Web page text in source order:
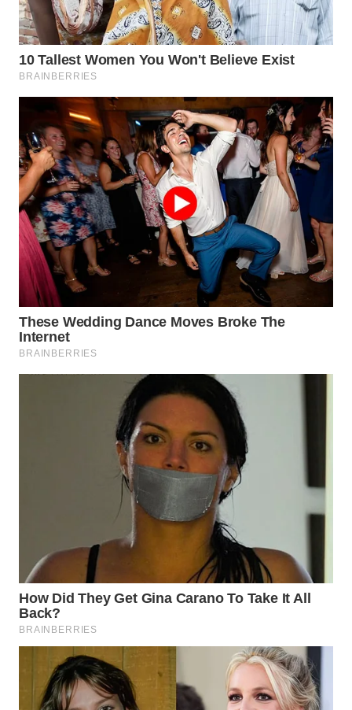
WN
INDRAMAYU
WN
WN
MAJALENGKA
WN
SUBANG
WN
SUKABUMI
WN
PURWAKARTA
PRIANGAN
WN
BOROBUDUR
WN
MADURA
WN
SURABAYA